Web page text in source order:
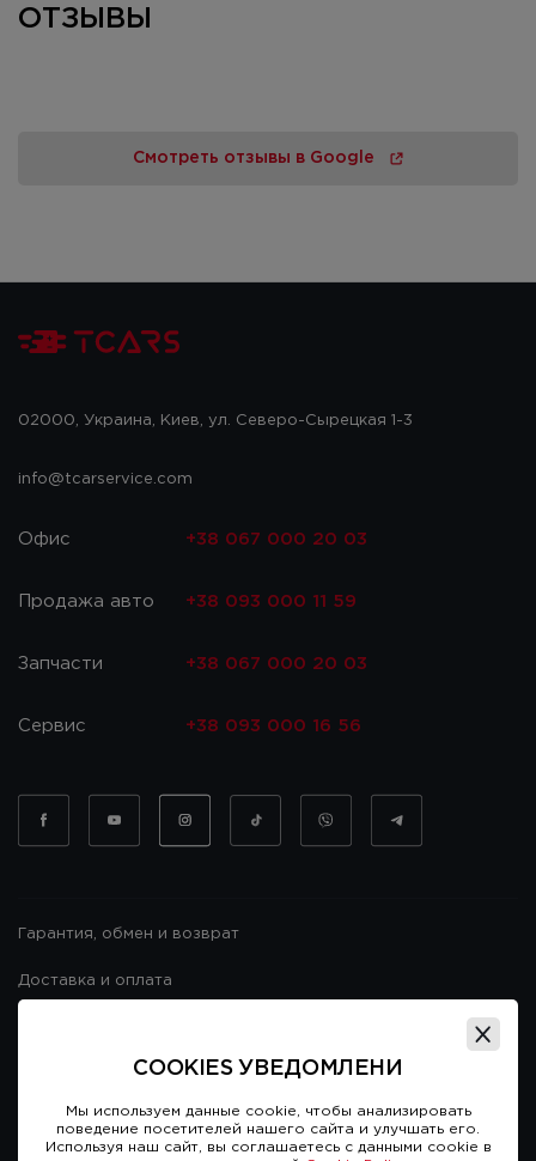
ОТЗЫВЫ
Смотреть отзывы в Google
02000, Украина, Киев, ул. Северо-Сырецкая 1-3
info@tcarservice.com
Офис +38 067 000 20 03
Продажа авто +38 093 000 11 59
Запчасти +38 067 000 20 03
Сервис +38 093 000 16 56
Гарантия, обмен и возврат
Доставка и оплата
Договор публичной оферты
COOKIES УВЕДОМЛЕНИ
Мы используем данные cookie, чтобы анализировать
поведение посетителей нашего сайта и улучшать его.
Используя наш сайт, вы соглашаетесь с данными cookie в